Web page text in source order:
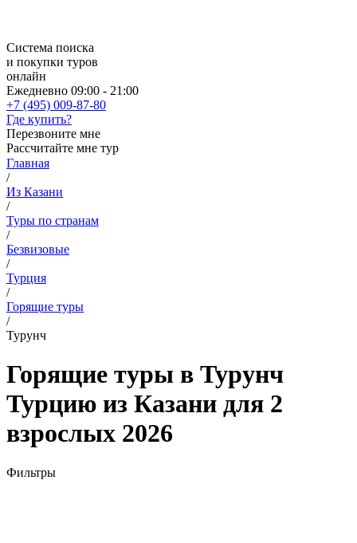
Система поиска
и покупки туров
онлайн
Ежедневно 09:00 - 21:00
+7 (495) 009-87-80
Где купить?
Перезвоните мне
Рассчитайте мне тур
Главная
/
Из Казани
/
Туры по странам
/
Безвизовые
/
Турция
/
Горящие туры
/
Турунч
Горящие туры в Турунч
Турцию из Казани для 2
взрослых 2026
Фильтры